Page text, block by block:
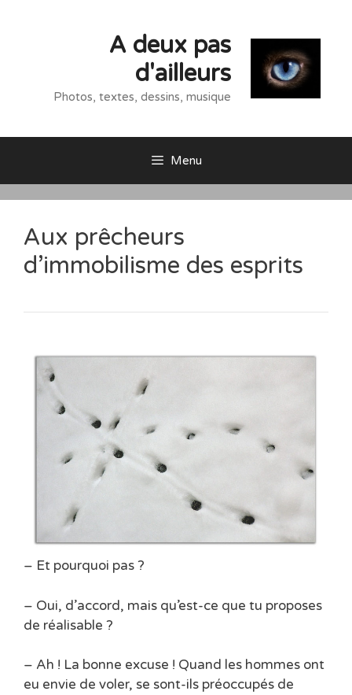
A deux pas
d'ailleurs
Photos, textes, dessins, musique
Menu
Aux prêcheurs
d’immobilisme des esprits
– Et pourquoi pas ?
– Oui, d’accord, mais qu’est-ce que tu proposes
de réalisable ?
– Ah ! La bonne excuse ! Quand les hommes ont
eu envie de voler, se sont-ils préoccupés de